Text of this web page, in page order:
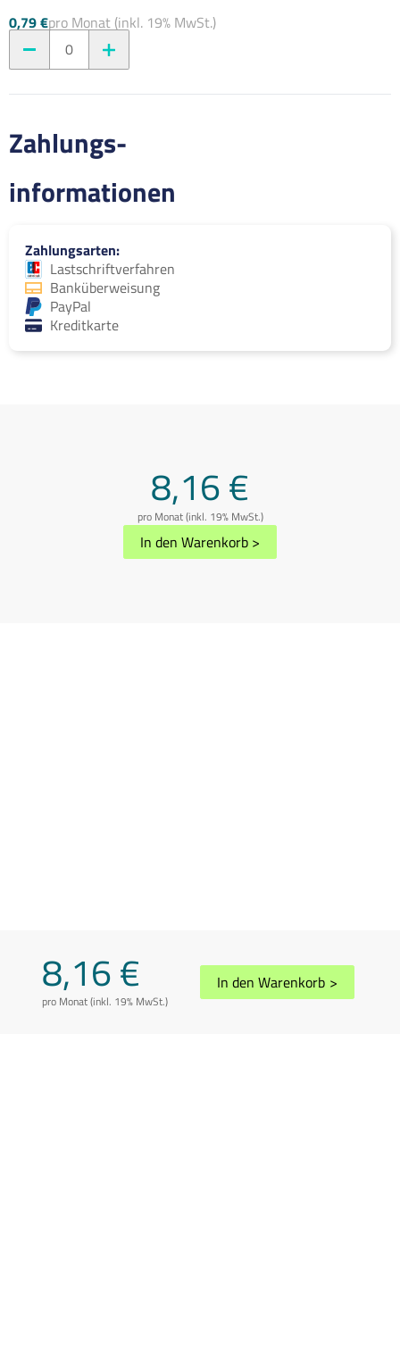
0,79 €pro Monat (inkl. 19% MwSt.)
0
Zahlungs-
informationen
Zahlungsarten
Lastschriftverfahren
Banküberweisung
PayPal
Kreditkarte
8,16 €
pro Monat (inkl. 19% MwSt.)
In den Warenkorb >
8,16 €
pro Monat (inkl. 19% MwSt.)
In den Warenkorb >